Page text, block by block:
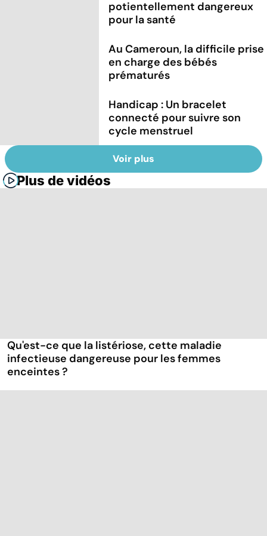
potientellement dangereux
pour la santé
Au Cameroun, la difficile prise
en charge des bébés
prématurés
Handicap : Un bracelet
connecté pour suivre son
cycle menstruel
Voir plus
Plus de vidéos
Qu'est-ce que la listériose, cette maladie
infectieuse dangereuse pour les femmes
enceintes ?